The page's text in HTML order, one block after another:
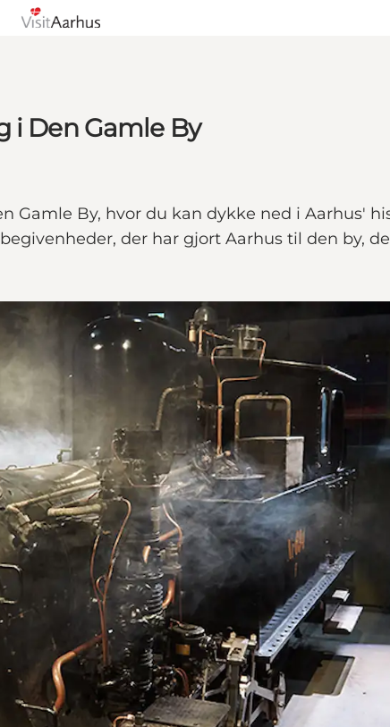
Den Gamle By
By, hvor du kan dykke ned i Aarhus'
der har gjort Aarhus til den by,